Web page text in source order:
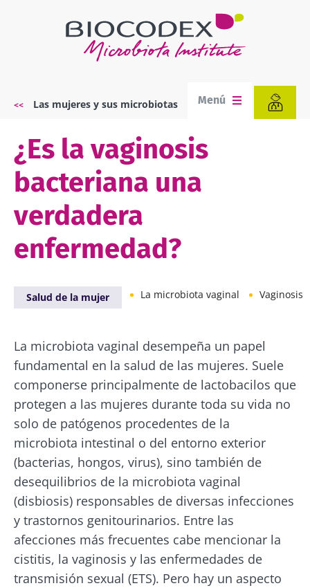
Sobrescribir
ayuda
a
la
navegación
Las mujeres y sus microbiotas Menú
¿Es la vaginosis
bacteriana una
verdadera
enfermedad?
Salud de la mujer La microbiota vaginal Vaginosis
La microbiota vaginal desempeña un papel
fundamental en la salud de las mujeres. Suele
componerse principalmente de lactobacilos que
protegen a las mujeres durante toda su vida no
solo de patógenos procedentes de la
microbiota intestinal o del entorno exterior
(bacterias, hongos, virus), sino también de
desequilibrios de la microbiota vaginal
(disbiosis) responsables de diversas infecciones
y trastornos genitourinarios. Entre las
afecciones más frecuentes cabe mencionar la
cistitis, la vaginosis y las enfermedades de
transmisión sexual (ETS). Pero hay un aspecto